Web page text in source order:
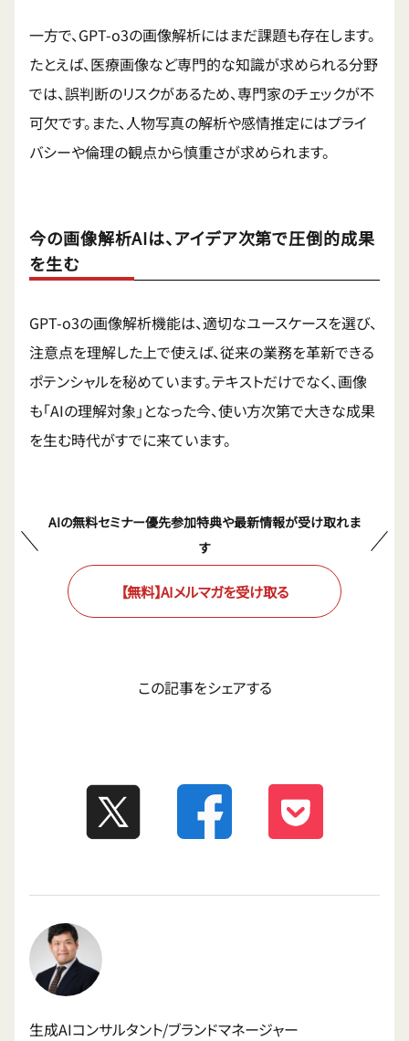
一方で、GPT-o3の画像解析にはまだ課題も存在します。
たとえば、医療画像など専門的な知識が求められる分野
では、誤判断のリスクがあるため、専門家のチェックが不
可欠です。また、人物写真の解析や感情推定にはプライ
バシーや倫理の観点から慎重さが求められます。
今の画像解析AIは、アイデア次第で圧倒的成果
を生む
GPT-o3の画像解析機能は、適切なユースケースを選び、
注意点を理解した上で使えば、従来の業務を革新できる
ポテンシャルを秘めています。テキストだけでなく、画像
も「AIの理解対象」となった今、使い方次第で大きな成果
を生む時代がすでに来ています。
AIの無料セミナー優先参加特典や最新情報が受け取れま
す
【無料】AIメルマガを受け取る
この記事をシェアする
生成AIコンサルタント/ブランドマネージャー